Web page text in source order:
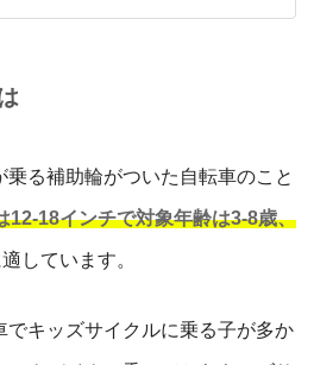
る補助輪がついた自転車のこと
12-18インチで対象年齢は3-8歳、
しています。
でキッズサイクルに乗る子が多か